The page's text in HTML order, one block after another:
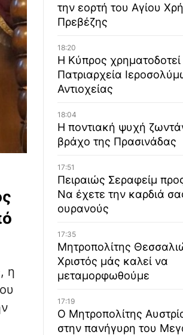
η
την εορτή του Αγίου
Πρεβέζης
18:20
Η Κύπρος
Πατριαρχεία
Αντιοχείας
18:04
Η ποντιακή ψυχή
βράχο της Πρασινάδας
17:51
Πειραιώς Σεραφείμ
Να έχετε την καρδιά
ουρανούς
17:35
Μητροπολίτης
Χριστός μάς καλεί να
μεταμορφωθούμε
17:19
Ο Μητροπολίτης
στην πανήγυρη του